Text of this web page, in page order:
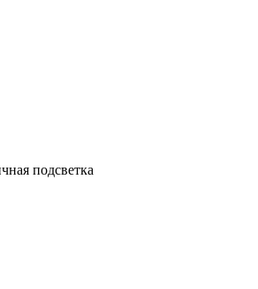
подсветка